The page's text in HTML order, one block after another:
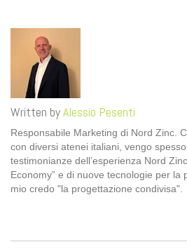
Written byAlessio Pesenti
Responsabile Marketing di Nord Zinc.
con diversi atenei italiani, vengo
testimonianze dell’esperienza Nord
Economy” e di nuove tecnologie per la
mio credo "la progettazione condivisa".